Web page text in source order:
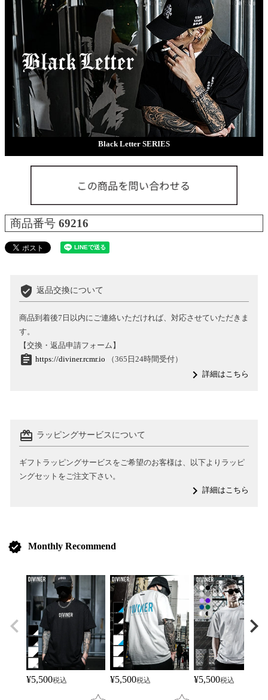
Black Letter SERIES
商品番号 69216
verified_user 返品交換について
商品到着後7日以内にご連絡いただければ、対応させていただきま
す。
【交換・返品申請フォーム】
assignment https://diviner.rcmr.io （365日24時間受付）
navigate_next詳細はこちら
card_giftcard ラッピングサービスについて
ギフトラッピングサービスをご希望のお客様は、以下よりラッピ
ングセットをご注文下さい。
navigate_next詳細はこちら
verified Monthly Recommend
¥5,500税込 ¥5,500税込 ¥5,500税込